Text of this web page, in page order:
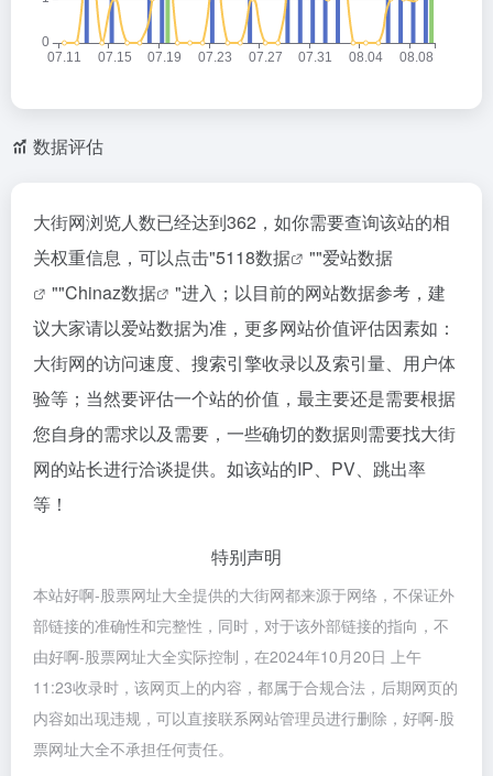
数据评估
大街网浏览人数已经达到362，如你需要查询该站的相
关权重信息，可以点击"5118数据 ""爱站数据
""Chinaz数据
"进入；以目前的网站数据参考，建
议大家请以爱站数据为准，更多网站价值评估因素如：
大街网的访问速度、搜索引擎收录以及索引量、用户体
验等；当然要评估一个站的价值，最主要还是需要根据
您自身的需求以及需要，一些确切的数据则需要找大街
网的站长进行洽谈提供。如该站的IP、PV、跳出率
等！
特别声明
本站好啊-股票网址大全提供的大街网都来源于网络，不保证外
部链接的准确性和完整性，同时，对于该外部链接的指向，不
由好啊-股票网址大全实际控制，在2024年10月20日 上午
11:23收录时，该网页上的内容，都属于合规合法，后期网页的
内容如出现违规，可以直接联系网站管理员进行删除，好啊-股
票网址大全不承担任何责任。